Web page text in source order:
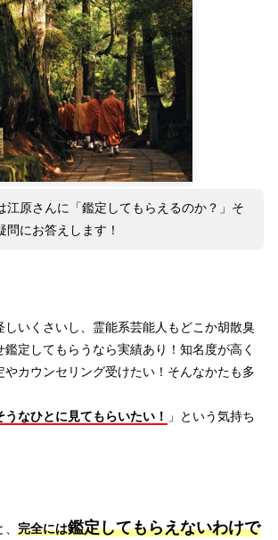
江原さんに「鑑定してもらえるのか？」そ
問にお答えします！
しいくさいし、霊能系芸能人もどこか胡散臭
定してもらうなら実績あり！知名度が高く
やカウンセリング受けたい！そんなかたも多
うなひとに見てもらいたい！
」という気持ち
完全には鑑定してもらえないわけで